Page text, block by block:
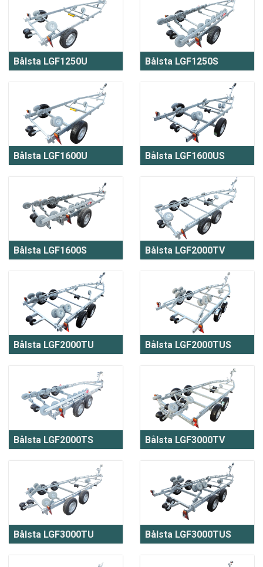
Bålsta LGF1250U Bålsta LGF1250S
Bålsta LGF1600U Bålsta LGF1600US
Bålsta LGF1600S Bålsta LGF2000TV
Bålsta LGF2000TU Bålsta LGF2000TUS
Bålsta LGF2000TS Bålsta LGF3000TV
Bålsta LGF3000TU Bålsta LGF3000TUS